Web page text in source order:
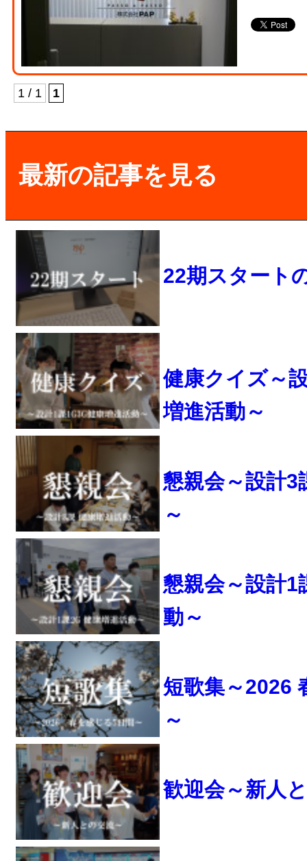
1 / 1 1
最新の記事を見る
22期スタート
健康クイズ～
増進活動～
懇親会～設計3
～
懇親会～設計1
動～
短歌集～2026
～
歓迎会～新人